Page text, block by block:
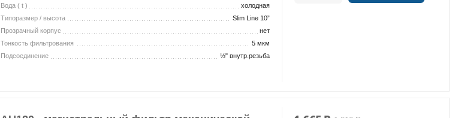
Вода ( t )
холодная
Типоразмер / высота
Slim Line 10”
Прозрачный корпус
нет
Тонкость фильтрования
5 мкм
Подсоединение
½" внутр.резьба